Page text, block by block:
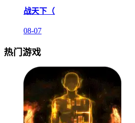
战天下（
08-07
热门游戏